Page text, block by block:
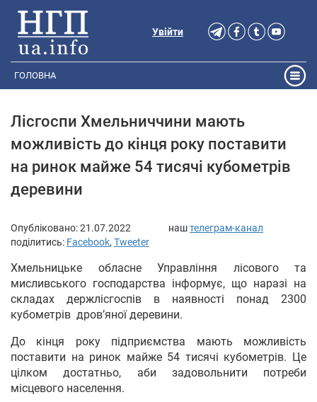
Увійти
ГОЛОВНА
Лісгоспи Хмельниччини мають
можливість до кінця року поставити
на ринок майже 54 тисячі кубометрів
деревини
Опубліковано:21.07.2022 наштелеграм-канал
поділитись: Facebook, Tweeter
Хмельницьке обласне Управління лісового та
мисливського господарства інформує, що наразі на
складах держлісгоспів в наявності понад 2300
кубометрів дров’яної деревини.
До кінця року підприємства мають можливість
поставити на ринок майже 54 тисячі кубометрів. Це
цілком достатньо, аби задовольнити потреби
місцевого населення.